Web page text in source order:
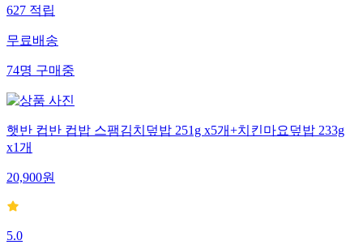
627적립
무료배송
74명구매중
햇반 컵반 컵밥 스팸김치덮밥 251g x5개+치킨마요덮밥 233g
x1개
20,900원
5.0